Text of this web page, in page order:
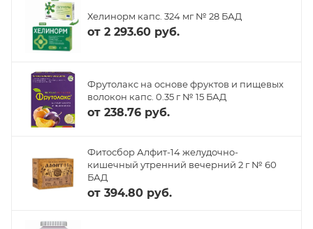
Хелинорм капс. 324 мг № 28 БАД
от 2 293.60 руб.
Фрутолакс на основе фруктов и пищевых
волокон капс. 0.35 г № 15 БАД
от 238.76 руб.
Фитосбор Алфит-14 желудочно-
кишечный утренний вечерний 2 г № 60
БАД
от 394.80 руб.